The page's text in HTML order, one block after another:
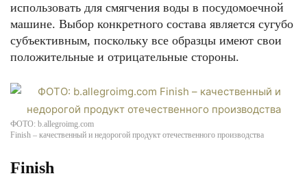
использовать для смягчения воды в посудомоечной
машине. Выбор конкретного состава является сугубо
субъективным, поскольку все образцы имеют свои
положительные и отрицательные стороны.
ФОТО: b.allegroimg.com
Finish – качественный и недорогой продукт отечественного производства
Finish